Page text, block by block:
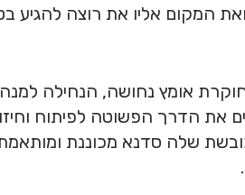
המקום אליו את רוצה להגיע
אומץ נחושה, הנחילה
את הדרך הפשוטה לפיתוח
שלה סדנא מכוננת ומותאמת